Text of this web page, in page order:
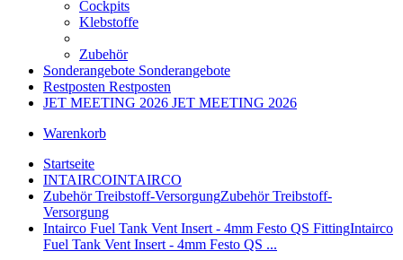
Cockpits
Klebstoffe
Zubehör
Sonderangebote Sonderangebote
Restposten Restposten
JET MEETING 2026 JET MEETING 2026
Warenkorb
Startseite
INTAIRCOINTAIRCO
Zubehör Treibstoff-VersorgungZubehör Treibstoff-
Versorgung
Intairco Fuel Tank Vent Insert - 4mm Festo QS FittingIntairco
Fuel Tank Vent Insert - 4mm Festo QS ...